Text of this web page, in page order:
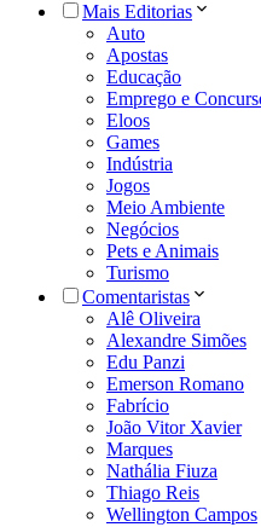
Mais Editorias
Auto
Apostas
Educação
Emprego e
Eloos
Games
Indústria
Jogos
Meio Ambiente
Negócios
Pets e Animais
Turismo
Comentaristas
Alê Oliveira
Alexandre Simões
Edu Panzi
Emerson Romano
Fabrício
João Vitor Xavier
Marques
Nathália Fiuza
Thiago Reis
Wellington Campos